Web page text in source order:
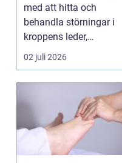
med att hitta och
behandla störningar i
kroppens leder,
muskler och
nervsyste...
02 juli 2026